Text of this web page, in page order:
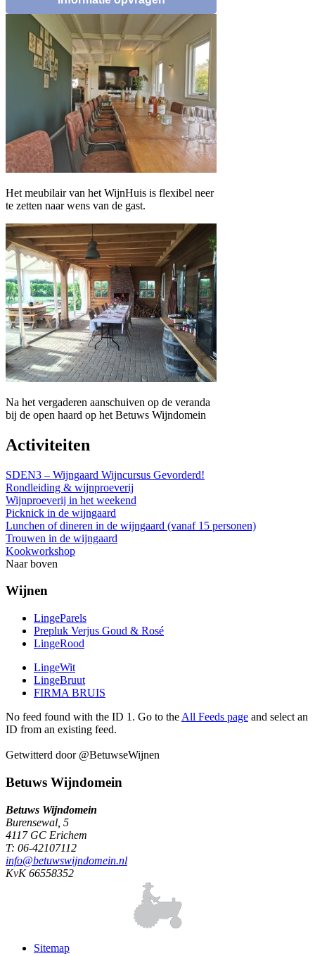
Het meubilair van het WijnHuis is flexibel neer
te zetten naar wens van de gast.
Na het vergaderen aanschuiven op de veranda
bij de open haard op het Betuws Wijndomein
Activiteiten
SDEN3 – Wijngaard Wijncursus Gevorderd!
Rondleiding & wijnproeverij
Wijnproeverij in het weekend
Picknick in de wijngaard
Lunchen of dineren in de wijngaard (vanaf 15 personen)
Trouwen in de wijngaard
Kookworkshop
Naar boven
Wijnen
LingeParels
Prepluk Verjus Goud & Rosé
LingeRood
LingeWit
LingeBruut
FIRMA BRUIS
No feed found with the ID 1. Go to the All Feeds page and select an
ID from an existing feed.
Getwitterd door @BetuwseWijnen
Betuws Wijndomein
Betuws Wijndomein
Burensewal, 5
4117 GC Erichem
T: 06-42107112
info@betuwswijndomein.nl
KvK 66558352
Sitemap